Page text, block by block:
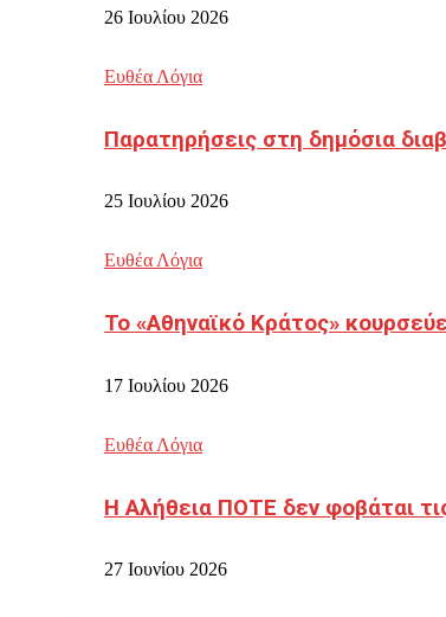
26 Ιουλίου 2026
Ευθέα Λόγια
Παρατηρήσεις στη δημόσια
25 Ιουλίου 2026
Ευθέα Λόγια
Το «Αθηναϊκό Κράτος»
17 Ιουλίου 2026
Ευθέα Λόγια
Η Αλήθεια ΠΟΤΕ δεν φοβάται
27 Ιουνίου 2026